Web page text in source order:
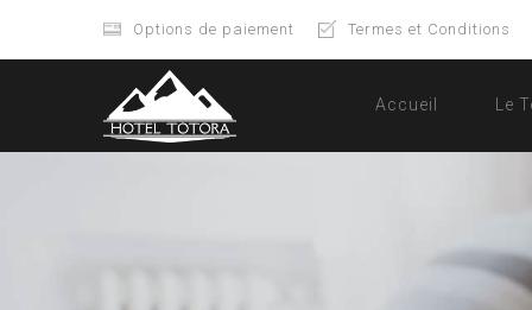
Options de paiement Termes et Conditions
Accueil Le